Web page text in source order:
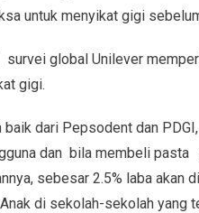
untuk menyikat gigi
global Unilever
gigi.
baik dari Pepsodent dan
dan bila membeli
sebesar 2.5% laba akan
di sekolah-sekolah yang